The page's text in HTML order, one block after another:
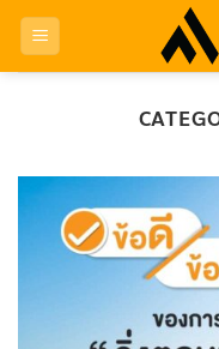
Skip
content